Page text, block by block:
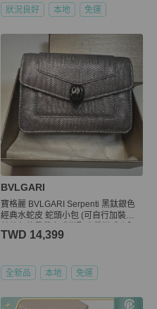
狀況良好 本地 免運
BVLGARI
寶格麗 BVLGARI Serpenti 黑鈦銀色
經典水蛇皮 蛇頭小包 (可自行加裝於
包使用)
TWD 14,399
全新品 本地 免運